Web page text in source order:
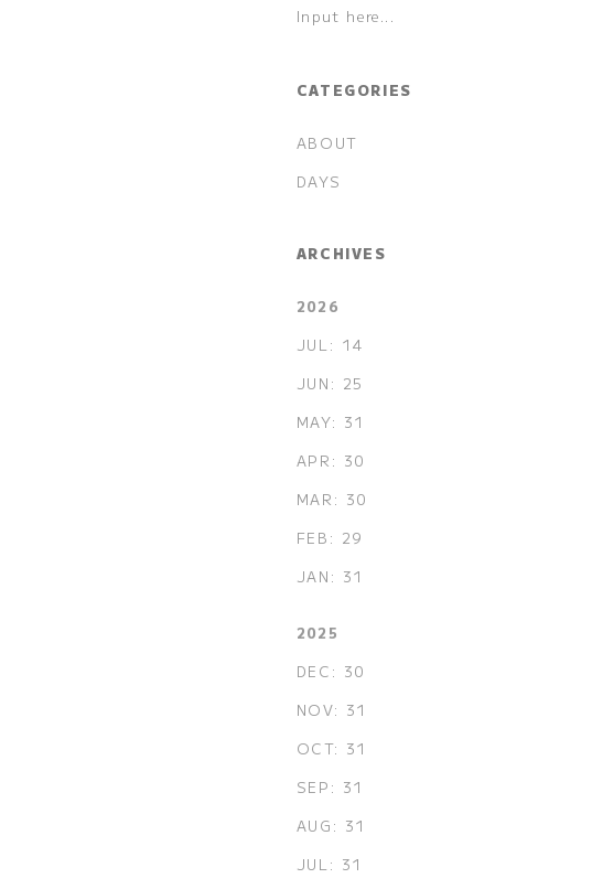
CATEGORIES
ABOUT
DAYS
ARCHIVES
2026
JUL: 14
JUN: 25
MAY: 31
APR: 30
MAR: 30
FEB: 29
JAN: 31
2025
DEC: 30
NOV: 31
OCT: 31
SEP: 31
AUG: 31
JUL: 31